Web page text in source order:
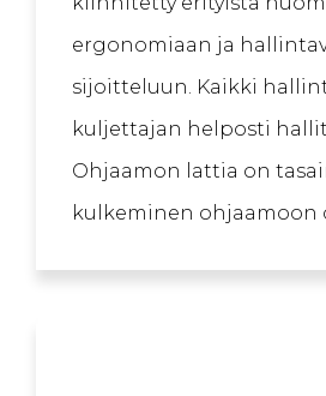
ergonomiaan ja
sijoitteluun. Kaikki
kuljettajan helposti
Ohjaamon lattia on
kulkeminen ohjaamoon